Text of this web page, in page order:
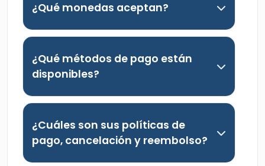
¿Qué monedas aceptan?
¿Qué métodos de pago están
disponibles?
¿Cuáles son sus políticas de
pago, cancelación y reembolso?